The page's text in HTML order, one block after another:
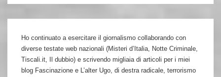
Ho continuato a esercitare il giornalismo collaborando con
diverse testate web nazionali (Misteri d’Italia, Notte Criminale,
Tiscali.it, Il dubbio) e scrivendo migliaia di articoli per i miei
blog Fascinazione e L’alter Ugo, di destra radicale, terrorismo